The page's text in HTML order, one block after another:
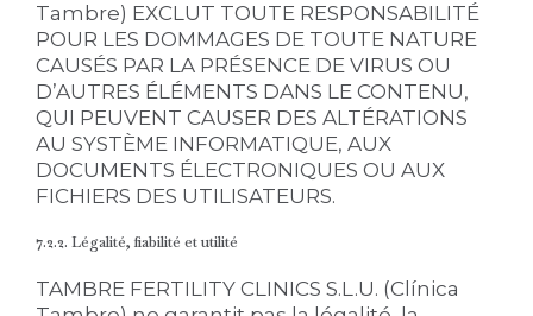
Tambre) EXCLUT TOUTE RESPONSABILITÉ
POUR LES DOMMAGES DE TOUTE NATURE
CAUSÉS PAR LA PRÉSENCE DE VIRUS OU
D’AUTRES ÉLÉMENTS DANS LE CONTENU,
QUI PEUVENT CAUSER DES ALTÉRATIONS
AU SYSTÈME INFORMATIQUE, AUX
DOCUMENTS ÉLECTRONIQUES OU AUX
FICHIERS DES UTILISATEURS.
7.2.2. Légalité, fiabilité et utilité
TAMBRE FERTILITY CLINICS S.L.U. (Clínica